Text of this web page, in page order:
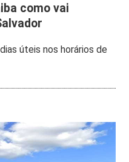
como vai
úteis nos horários de